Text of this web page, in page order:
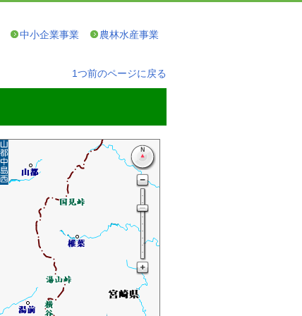
中小企業事業 農林水産事業
1つ前のページに戻る